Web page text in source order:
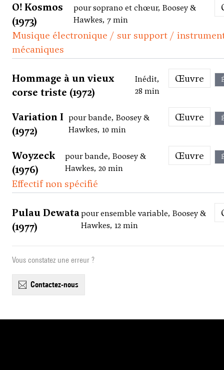
O! Kosmos
(1973)
pour soprano et chœur, Boosey &
Hawkes, 7 min
Musique électronique / sur support /
mécaniques
Hommage à un vieux
corse triste (1972)
Inédit,
28 min
Œuvre
Variation I
(1972)
pour bande, Boosey &
Hawkes, 10 min
Œuvre
Woyzeck
(1976)
pour bande, Boosey &
Hawkes, 20 min
Œuvre
Effectif non spécifié
Pulau Dewata
(1977)
pour ensemble variable, Boosey &
Hawkes, 12 min
Vous constatez une erreur ?
contactez-nous